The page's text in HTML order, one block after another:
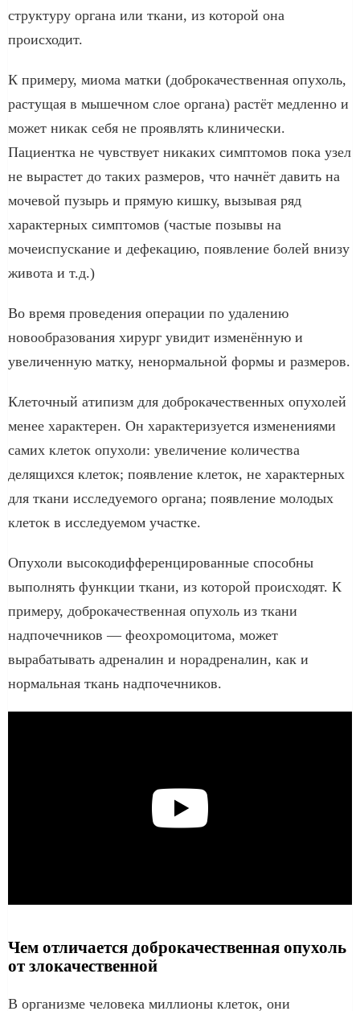
структуру органа или ткани, из которой она
происходит.
К примеру, миома матки (доброкачественная опухоль,
растущая в мышечном слое органа) растёт медленно и
может никак себя не проявлять клинически.
Пациентка не чувствует никаких симптомов пока узел
не вырастет до таких размеров, что начнёт давить на
мочевой пузырь и прямую кишку, вызывая ряд
характерных симптомов (частые позывы на
мочеиспускание и дефекацию, появление болей внизу
живота и т.д.)
Во время проведения операции по удалению
новообразования хирург увидит изменённую и
увеличенную матку, ненормальной формы и размеров.
Клеточный атипизм для доброкачественных опухолей
менее характерен. Он характеризуется изменениями
самих клеток опухоли: увеличение количества
делящихся клеток; появление клеток, не характерных
для ткани исследуемого органа; появление молодых
клеток в исследуемом участке.
Опухоли высокодифференцированные способны
выполнять функции ткани, из которой происходят. К
примеру, доброкачественная опухоль из ткани
надпочечников — феохромоцитома, может
вырабатывать адреналин и норадреналин, как и
нормальная ткань надпочечников.
Чем отличается доброкачественная опухоль
от злокачественной
В организме человека миллионы клеток, они